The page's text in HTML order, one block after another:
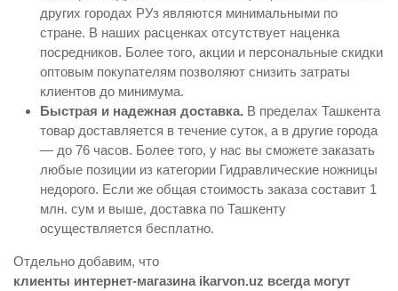
других городах РУз являются минимальными по
стране. В наших расценках отсутствует наценка
посредников. Более того, акции и персональные скидки
оптовым покупателям позволяют снизить затраты
клиентов до минимума.
Быстрая и надежная доставка. В пределах Ташкента
товар доставляется в течение суток, а в другие города
— до 76 часов. Более того, у нас вы сможете заказать
любые позиции из категории Гидравлические ножницы
недорого. Если же общая стоимость заказа составит 1
млн. сум и выше, доставка по Ташкенту
осуществляется бесплатно.
Отдельно добавим, что
клиенты интернет-магазина ikarvon.uz всегда могут